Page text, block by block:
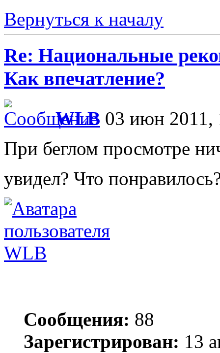
Вернуться к началу
Re: Национальные
Как впечатление?
WLB 03 июн 2011,
При беглом просмотре
увидел? Что
WLB
Сообщения: 88
Зарегистрирован: 13